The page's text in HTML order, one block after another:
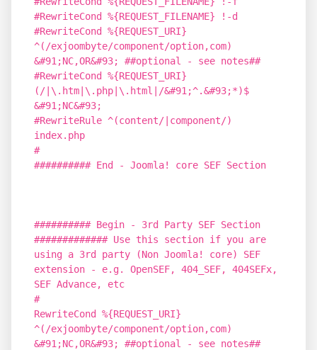
#RewriteCond %{REQUEST_FILENAME} !-d
#RewriteCond %{REQUEST_URI}
^(/exjoombyte/component/option,com)
&#91;NC,OR&#93; ##optional - see notes##
#RewriteCond %{REQUEST_URI}
(/|\.htm|\.php|\.html|/&#91;^.&#93;*)$
&#91;NC&#93;
#RewriteRule ^(content/|component/)
index.php
#
########## End - Joomla! core SEF Section
########## Begin - 3rd Party SEF Section
############# Use this section if you are
using a 3rd party (Non Joomla! core) SEF
extension - e.g. OpenSEF, 404_SEF, 404SEFx,
SEF Advance, etc
#
RewriteCond %{REQUEST_URI}
^(/exjoombyte/component/option,com)
&#91;NC,OR&#93; ##optional - see notes##